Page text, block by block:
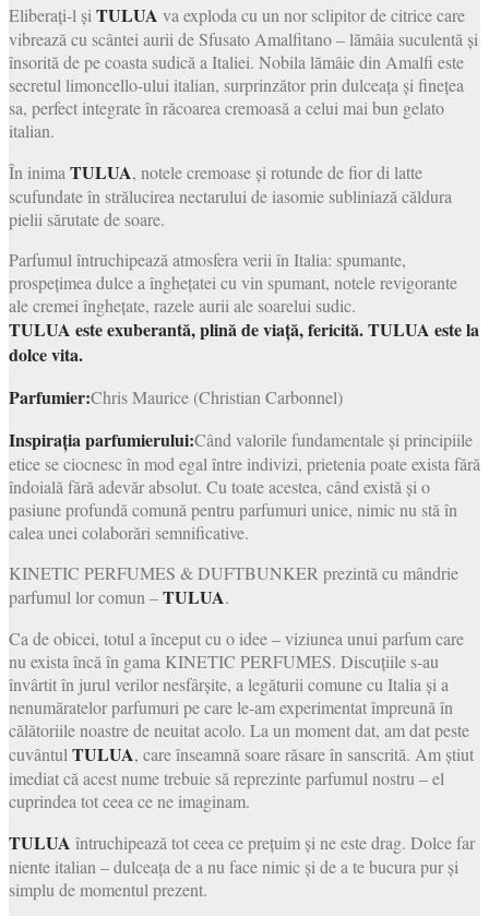
Eliberați-l și TULUA va exploda cu un nor sclipitor de citrice care
vibrează cu scântei aurii de Sfusato Amalfitano – lămâia suculentă și
însorită de pe coasta sudică a Italiei. Nobila lămâie din Amalfi este
secretul limoncello-ului italian, surprinzător prin dulceața și finețea
sa, perfect integrate în răcoarea cremoasă a celui mai bun gelato
italian.
În inima TULUA, notele cremoase și rotunde de fior di latte
scufundate în strălucirea nectarului de iasomie subliniază căldura
pielii sărutate de soare.
Parfumul întruchipează atmosfera verii în Italia: spumante,
prospețimea dulce a înghețatei cu vin spumant, notele revigorante
ale cremei înghețate, razele aurii ale soarelui sudic.
TULUA este exuberantă, plină de viață, fericită. TULUA este la
dolce vita.
Parfumier:Chris Maurice (Christian Carbonnel)
Inspirația parfumierului:Când valorile fundamentale și principiile
etice se ciocnesc în mod egal între indivizi, prietenia poate exista fără
îndoială fără adevăr absolut. Cu toate acestea, când există și o
pasiune profundă comună pentru parfumuri unice, nimic nu stă în
calea unei colaborări semnificative.
KINETIC PERFUMES & DUFTBUNKER prezintă cu mândrie
parfumul lor comun –TULUA.
Ca de obicei, totul a început cu o idee – viziunea unui parfum care
nu exista încă în gama KINETIC PERFUMES. Discuțiile s-au
învârtit în jurul verilor nesfârșite, a legăturii comune cu Italia și a
nenumăratelor parfumuri pe care le-am experimentat împreună în
călătoriile noastre de neuitat acolo. La un moment dat, am dat peste
cuvântul TULUA, care înseamnă soare răsare în sanscrită. Am știut
imediat că acest nume trebuie să reprezinte parfumul nostru – el
cuprindea tot ceea ce ne imaginam.
TULUA întruchipează tot ceea ce prețuim și ne este drag. Dolce far
niente italian – dulceața de a nu face nimic și de a te bucura pur și
simplu de momentul prezent.